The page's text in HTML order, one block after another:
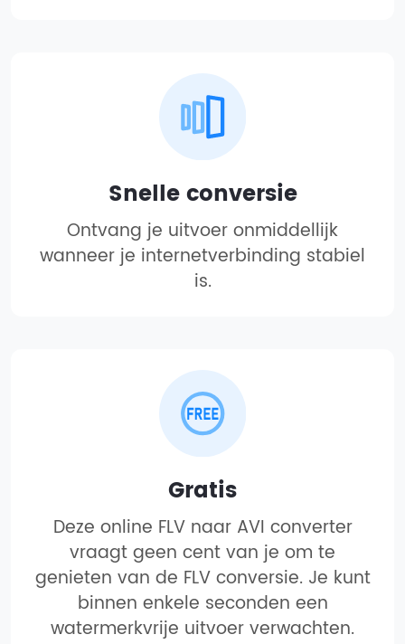
Snelle conversie
Ontvang je uitvoer onmiddellijk
wanneer je internetverbinding stabiel
is.
Gratis
Deze online FLV naar AVI converter
vraagt geen cent van je om te
genieten van de FLV conversie. Je kunt
binnen enkele seconden een
watermerkvrije uitvoer verwachten.